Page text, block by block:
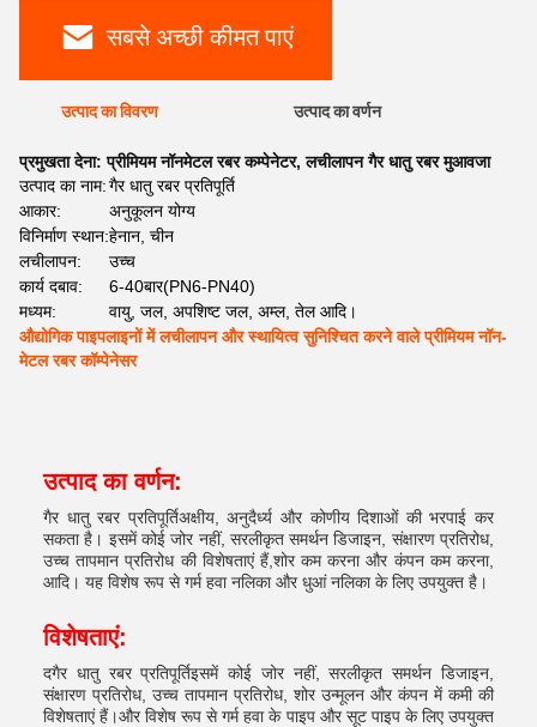
सबसे अच्छी कीमत पाएं
उत्पाद का विवरण उत्पाद का वर्णन
प्रमुखता देना:प्रीमियम नॉनमेटल रबर कम्पेनेटर,लचीलापन गैर धातु रबर मुआवजा
उत्पाद का नाम:गैर धातु रबर प्रतिपूर्ति
आकार:
अनुकूलन योग्य
विनिर्माण स्थान:हेनान, चीन
लचीलापन:
उच्च
कार्य दबाव:
6-40बार(PN6-PN40)
मध्यम:
वायु, जल, अपशिष्ट जल, अम्ल, तेल आदि।
औद्योगिक पाइपलाइनों में लचीलापन और स्थायित्व सुनिश्चित करने वाले प्रीमियम नॉन-
मेटल रबर कॉम्पेनेसर
उत्पाद का वर्णन:
गैर धातु रबर प्रतिपूर्तिअक्षीय, अनुदैर्ध्य और कोणीय दिशाओं की भरपाई कर
सकता है। इसमें कोई जोर नहीं, सरलीकृत समर्थन डिजाइन, संक्षारण प्रतिरोध,
उच्च तापमान प्रतिरोध की विशेषताएं हैं,शोर कम करना और कंपन कम करना,
आदि। यह विशेष रूप से गर्म हवा नलिका और धुआं नलिका के लिए उपयुक्त है।
विशेषताएं:
दगैर धातु रबर प्रतिपूर्तिइसमें कोई जोर नहीं, सरलीकृत समर्थन डिजाइन,
संक्षारण प्रतिरोध, उच्च तापमान प्रतिरोध, शोर उन्मूलन और कंपन में कमी की
विशेषताएं हैं।और विशेष रूप से गर्म हवा के पाइप और सूट पाइप के लिए उपयुक्त